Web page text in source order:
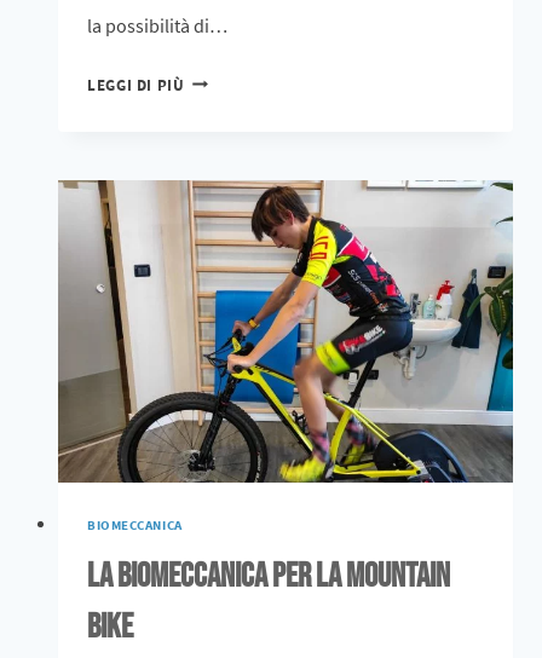
la possibilità di…
LEGGI DI PIÙ
BIOMECCANICA
La biomeccanica per la mountain
bike